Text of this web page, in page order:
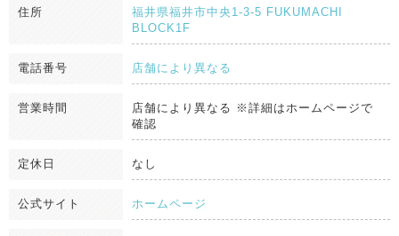
住所
福井県福井市中央1-3-5 FUKUMACHI
BLOCK1F
電話番号 店舗により異なる
営業時間
店舗により異なる ※詳細はホームページで
確認
定休日 なし
公式サイト ホームページ